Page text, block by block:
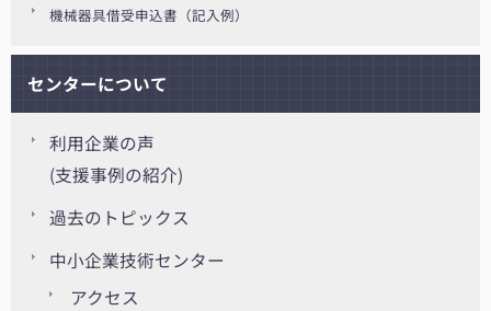
機械器具借受申込書（記入例）
センターについて
利用企業の声
(支援事例の紹介)
過去のトピックス
中小企業技術センター
アクセス